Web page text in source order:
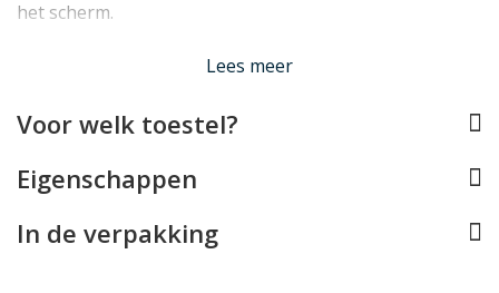
het scherm.
van de iPhone is het niet mogelijk om het volledige
hierdoor een klein randje onbedekt.
Lees meer
Voor welk toestel?
Eigenschappen
In de verpakking